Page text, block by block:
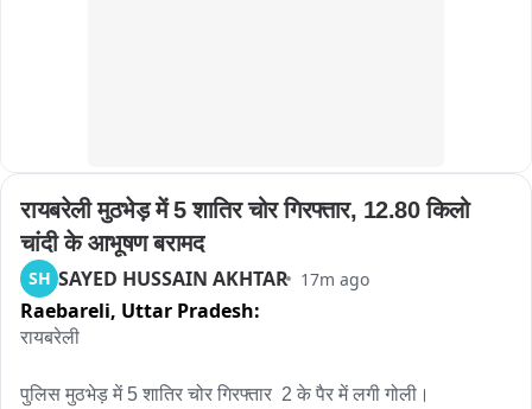
रायबरेली मुठभेड़ में 5 शातिर चोर गिरफ्तार, 12.80 किलो
चांदी के आभूषण बरामद
SH SAYED HUSSAIN AKHTAR 17m ago
Raebareli, Uttar Pradesh:
रायबरेली
पुलिस मुठभेड़ में 5 शातिर चोर गिरफ्तार  2 के पैर में लगी गोली।